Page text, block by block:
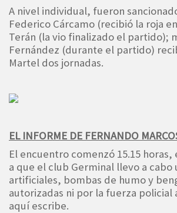
A nivel individual, fueron
Federico Cárcamo (recibió la roja
Terán (la vio finalizado el partido);
Fernández (durante el partido)
Martel dos jornadas.
EL INFORME DE FERNANDO
El encuentro comenzó 15.15
a que el club Germinal llevo a
artificiales, bombas de humo y
autorizadas ni por la fuerza
aquí escribe.